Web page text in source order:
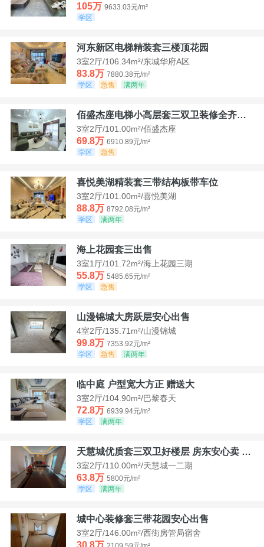
105万 9633.03元/m²
学区
河东新区电梯精装套三楼顶花园
3室2厅/106.34m²/东城华府A区
83.8万 7880.38元/m²
学区
急售 满两年
佰盛杰座电梯小高层套三双卫装修全齐诚意出售
3室2厅/101.00m²/佰盛杰座
69.8万 6910.89元/m²
学区
急售
喜悦美湖精装套三带结构板带车位
3室2厅/101.00m²/喜悦美湖
88.8万 8792.08元/m²
学区
满两年
海上花园套三出售
3室1厅/101.72m²/海上花园三期
55.8万 5485.65元/m²
学区
急售
山漫锦城大房跃层安心出售
4室2厅/135.71m²/山漫锦城
99.8万 7353.92元/m²
学区
急售 满两年
临中庭 户型宽大方正 赠送大
3室2厅/104.90m²/巴黎春天
72.8万 6939.94元/m²
学区
满两年
天慧城优质套三双卫好楼层 房东安心卖 价格好谈
3室2厅/110.00m²/天慧城一二期
63.8万 5800元/m²
学区
满两年
城中心装修套三带花园安心出售
3室2厅/146.00m²/西街房管局宿舍
30.8万